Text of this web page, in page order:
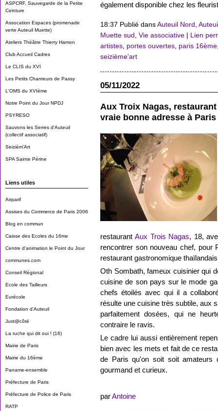
ASPCRF, Sauvegarde de la Petite
Ceinture
Assocation Espaces (promenade
verte Auteuil Muette)
Ateliers Théâtre Thierry Hamon
Club Accueil Cadres
Le CLIS du XVI
Les Petits Chanteurs de Passy
L'OMS du XVIème
Notre Point du Jour NPDJ
PSYRESO
Sauvons les Serres d'Auteuil
(collectif associatif)
Seizièm'Art
SPA Sainte Périne
Liens utiles
Airparif
Assises du Commerce de Paris 2006
Blog en commun
Caisse des Ecoles du 16me
Centre d'animation le Point du Jour
communes.com
Conseil Régional
Ecole des Tailleurs
Eurécole
Fondation d'Auteuil
Just@côté
La ruche qui dit oui ! (16)
Mairie de Paris
Mairie du 16ème
Paname-ensemble
Préfecture de Paris
Préfecture de Police de Paris
RATP
également disponible chez les
18:37 Publié dansAuteuil Nord
Muette sud Vie associative | Lien
artistes portes ouvertes paris 16ème
seizième'art
05/11/2022
Aux Troix Nagas,
vraie bonne adresse à Paris
restaurantAux Trois Nagas, 18,
rencontrer son nouveau chef, pour
restaurant gastronomique
Oth Sombath, fameux cuisinier qui
cuisine de son pays sur le mode
chefs étoilés avec qui il a
résulte une cuisine très subtile, aux
parfaitement dosées, qui ne
contraire le ravis.
Le cadre lui aussi entièrement
bien avec les mets et fait de ce
de Paris qu'on soit soit amateurs
gourmand et curieux.
parAntoine